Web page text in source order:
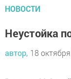
Неустойка